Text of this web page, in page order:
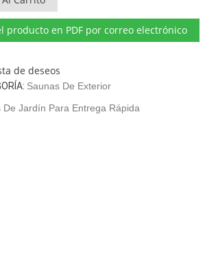
producto en PDF por correo electrónico
de deseos
Saunas De Exterior
De Jardín Para Entrega Rápida